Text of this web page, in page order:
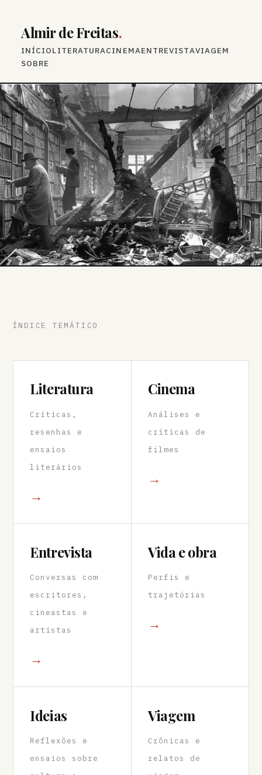
Almir de Freitas.
INÍCIOLITERATURACINEMAENTREVISTAVIAGEM
SOBRE
ÍNDICE TEMÁTICO
Literatura
Críticas,
resenhas e
ensaios
literários
→
Cinema
Análises e
críticas de
filmes
→
Entrevista
Conversas com
escritores,
cineastas e
artistas
→
Vida e obra
Perfis e
trajetórias
→
Ideias
Reflexões e
ensaios sobre
Viagem
Crônicas e
relatos de